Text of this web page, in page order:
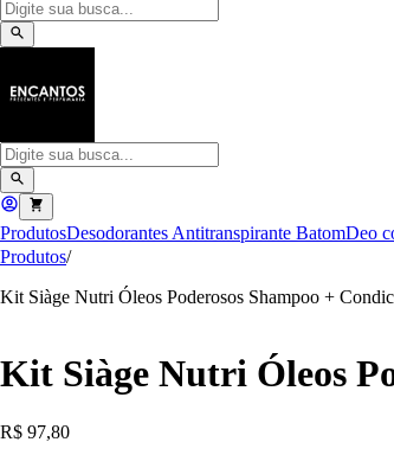
ProdutosDesodorantes Antitranspirante BatomDeo
Produtos/
Kit Siàge Nutri Óleos Poderosos Shampoo +
Kit Siàge Nutri Óleos
R$ 97,80